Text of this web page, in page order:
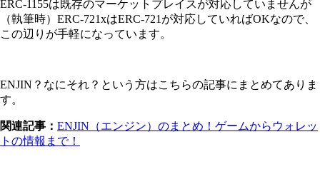
ERC-1155は既存のマーケットプレイスが対応していませんが
（執筆時）ERC-721xはERC-721が対応していればOKなので、
この辺りが手軽になっています。
ENJIN？なにそれ？という方はこちらの記事にまとめてありま
す。
関連記事： ENJIN（エンジン）のまとめ！ゲームからウォレッ
トの情報まで！